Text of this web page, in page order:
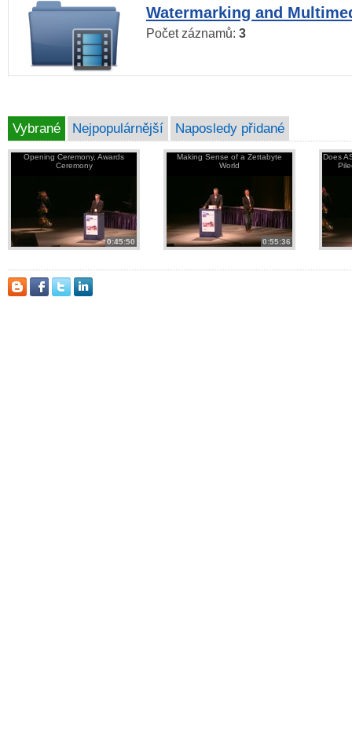
Watermarking and
Počet záznamů: 3
Vybrané Nejpopulárnější Naposledy přidané
Opening Ceremony, Awards
Ceremony
0:45:50
Making Sense of a Zettabyte
World
0:55:36
Does